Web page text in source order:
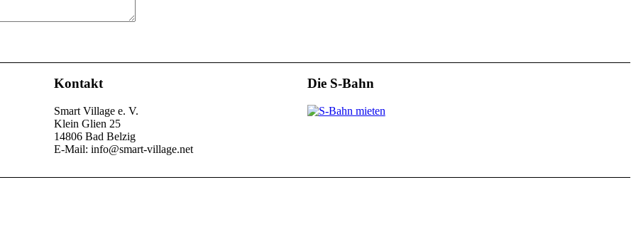
Kontakt
Smart Village e. V.
Klein Glien 25
14806 Bad Belzig
E-Mail: info@smart-village.net
Die S-Bahn